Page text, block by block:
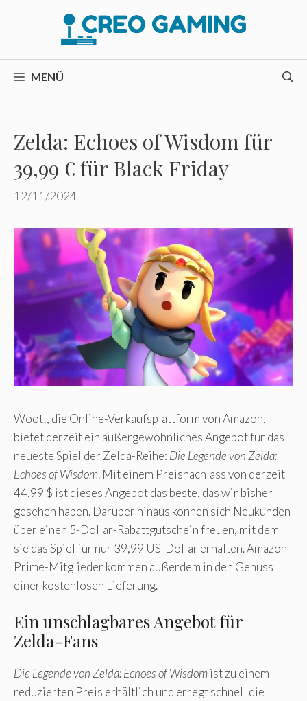
MENÜ
Zelda: Echoes of Wisdom für
39,99 € für Black Friday
12/11/2024
Woot!, die Online-Verkaufsplattform von Amazon,
bietet derzeit ein außergewöhnliches Angebot für das
neueste Spiel der Zelda-Reihe: Die Legende von Zelda:
Echoes of Wisdom. Mit einem Preisnachlass von derzeit
44,99 $ ist dieses Angebot das beste, das wir bisher
gesehen haben. Darüber hinaus können sich Neukunden
über einen 5-Dollar-Rabattgutschein freuen, mit dem
sie das Spiel für nur 39,99 US-Dollar erhalten. Amazon
Prime-Mitglieder kommen außerdem in den Genuss
einer kostenlosen Lieferung.
Ein unschlagbares Angebot für
Zelda-Fans
Die Legende von Zelda: Echoes of Wisdomist zu einem
reduzierten Preis erhältlich und erregt schnell die